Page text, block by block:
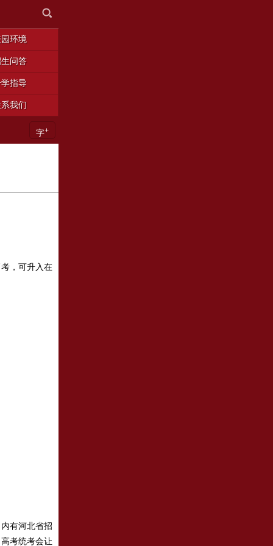
环境
问答
指导
我们
字+
，可升入在
有河北省招
考统考会让